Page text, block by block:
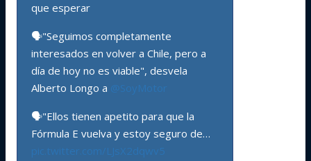
que esperar
🗣️"Seguimos completamente
interesados en volver a Chile, pero a
día de hoy no es viable", desvela
Alberto Longo a @SoyMotor
🗣️"Ellos tienen apetito para que la
Fórmula E vuelva y estoy seguro de…
pic.twitter.com/LJsX2dqwv5